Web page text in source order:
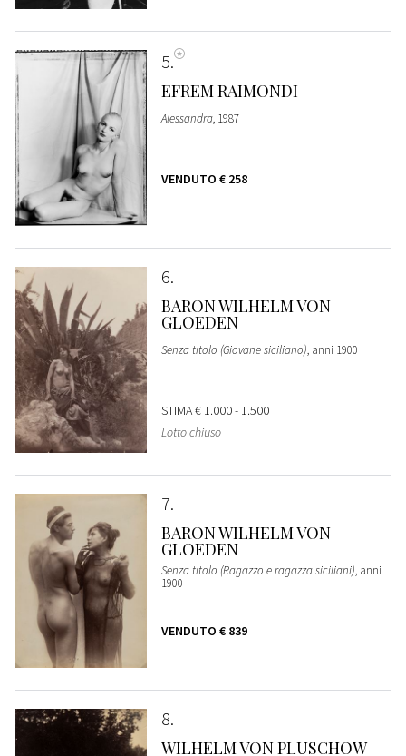
5
EFREM RAIMONDI
Alessandra, 1987
VENDUTO € 258
6
BARON WILHELM VON
GLOEDEN
Senza titolo (Giovane siciliano), anni 1900
STIMA€ 1.000 - 1.500
Lotto chiuso
7
BARON WILHELM VON
GLOEDEN
Senza titolo (Ragazzo e ragazza siciliani), anni
1900
VENDUTO € 839
8
WILHELM VON PLUSCHOW